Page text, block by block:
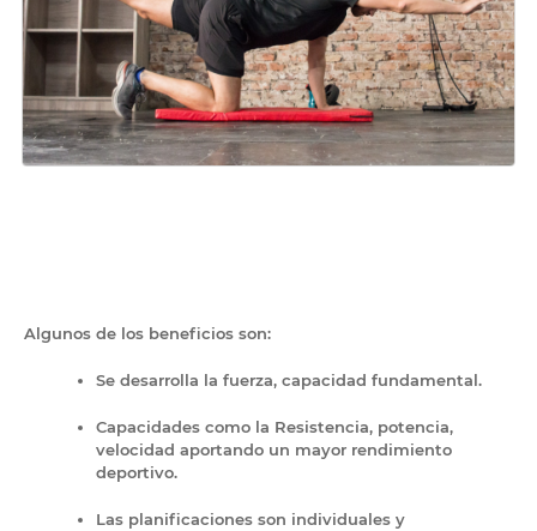
​Algunos de los beneficios son:
Se desarrolla la fuerza, capacidad fundamental.
Capacidades como la Resistencia, potencia,
velocidad aportando un mayor rendimiento
deportivo.
Las planificaciones son individuales y